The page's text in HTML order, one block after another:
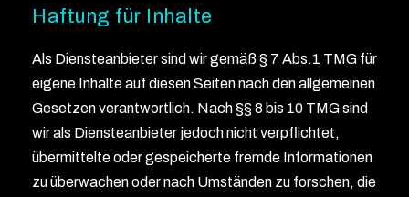
Haftung für Inhalte
Als Diensteanbieter sind wir gemäß § 7 Abs.1 TMG für
eigene Inhalte auf diesen Seiten nach den allgemeinen
Gesetzen verantwortlich. Nach §§ 8 bis 10 TMG sind
wir als Diensteanbieter jedoch nicht verpflichtet,
übermittelte oder gespeicherte fremde Informationen
zu überwachen oder nach Umständen zu forschen, die